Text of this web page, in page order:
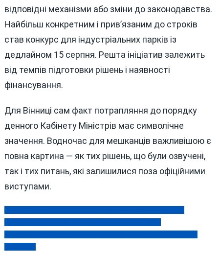
відповідні механізми або зміни до законодавства.
Найбільш конкретним і прив’язаним до строків
став конкурс для індустріальних парків із
дедлайном 15 серпня. Решта ініціатив залежить
від темпів підготовки рішень і наявності
фінансування.
Для Вінниці сам факт потрапляння до порядку
денного Кабінету Міністрів має символічне
значення. Водночас для мешканців важливішою є
повна картина — як тих рішень, що були озвучені,
так і тих питань, які залишилися поза офіційними
виступами.
Навігація
записів